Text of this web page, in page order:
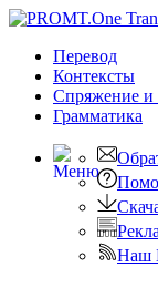
Перевод
Контексты
Спряжение и
Грамматика
Наш